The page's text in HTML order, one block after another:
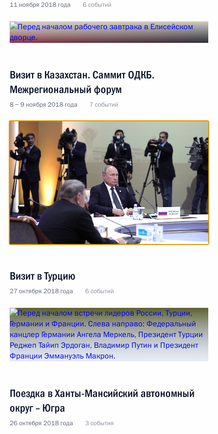
11 ноября 2018 года 6 событий
Визит в Казахстан. Саммит ОДКБ.
Межрегиональный форум
8 − 9 ноября 2018 года 7 событий
Визит в Турцию
27 октября 2018 года 6 событий
Поездка в Ханты-Мансийский автономный
округ – Югра
26 октября 2018 года 3 события